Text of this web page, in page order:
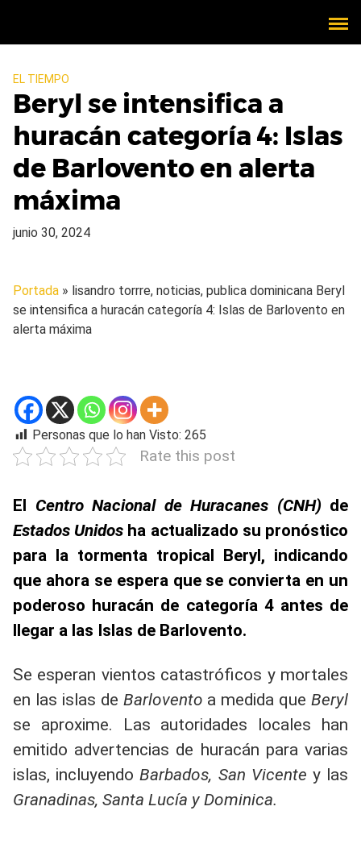
EL TIEMPO
Beryl se intensifica a
huracán categoría 4: Islas
de Barlovento en alerta
máxima
junio 30, 2024
Portada » lisandro torrre, noticias, publica dominicana Beryl
se intensifica a huracán categoría 4: Islas de Barlovento en
alerta máxima
Personas que lo han Visto: 265
Rate this post
El Centro Nacional de Huracanes (CNH) de
Estados Unidos ha actualizado su pronóstico
para la tormenta tropical Beryl, indicando
que ahora se espera que se convierta en un
poderoso huracán de categoría 4 antes de
llegar a las Islas de Barlovento.
Se esperan vientos catastróficos y mortales
en las islas de Barlovento a medida que Beryl
se aproxime. Las autoridades locales han
emitido advertencias de huracán para varias
islas, incluyendo Barbados, San Vicente y las
Granadinas, Santa Lucía y Dominica.